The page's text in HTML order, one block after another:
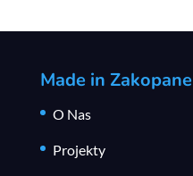
Made in Zakopane
O Nas
Projekty